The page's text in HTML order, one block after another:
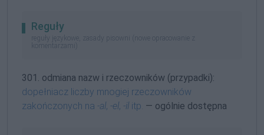
Reguły
reguły językowe, zasady pisowni (nowe opracowanie z
komentarzami)
301. odmiana nazw i rzeczowników (przypadki):
dopełniacz liczby mnogiej rzeczowników
zakończonych na -al, -el, -il itp. — ogólnie dostępna